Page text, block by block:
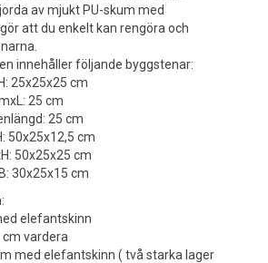
av mjukt PU-skum med
att du enkelt kan rengöra och
innehåller följande byggstenar:
25x25x25 cm
25 cm
25 cm
50x25x12,5 cm
50x25x25 cm
30x25x15 cm
elefantskinn
cm vardera
med elefantskinn ( två starka lager